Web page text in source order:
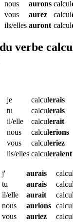
nous
aurons calcul
vous
aurez calcul
ils/elles auront calcul
verbe
je
calculerais
tu
calculerais
il/elle
calculerait
nous
calculerions
vous
calculeriez
ils/elles calculeraient
j'
aurais calcul
tu
aurais calcul
il/elle
aurait calcul
nous
aurions calcul
vous
auriez calcul